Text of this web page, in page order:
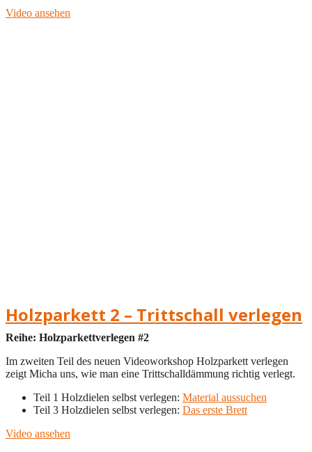
Video ansehen
Holzparkett 2 – Trittschall verlegen
Reihe: Holzparkettverlegen #2
Im zweiten Teil des neuen Videoworkshop Holzparkett verlegen
zeigt Micha uns, wie man eine Trittschalldämmung richtig verlegt.
Teil 1 Holzdielen selbst verlegen: Material aussuchen
Teil 3 Holzdielen selbst verlegen: Das erste Brett
Video ansehen